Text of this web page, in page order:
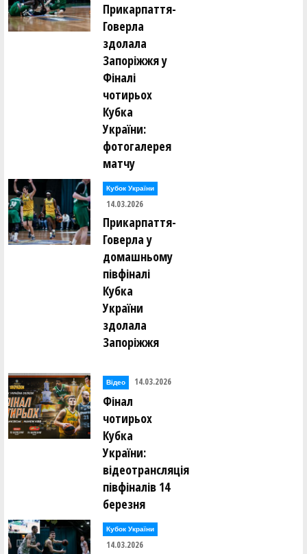
Прикарпаття-
Говерла
здолала
Запоріжжя у
Фіналі
чотирьох
Кубка
України:
фотогалерея
матчу
Кубок України
14.03.2026
Прикарпаття-
Говерла у
домашньому
півфіналі
Кубка
України
здолала
Запоріжжя
Відео 14.03.2026
Фінал
чотирьох
Кубка
України:
відеотрансляція
півфіналів 14
березня
Кубок України
14.03.2026